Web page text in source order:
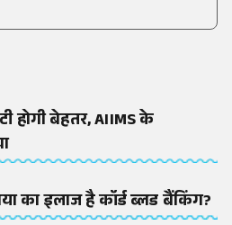
होगी बेहतर, AIIMS के
का इलाज है कॉर्ड ब्लड बैंकिंग?